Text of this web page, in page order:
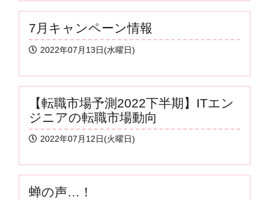
7月キャンペーン情報
2022年07月13日(水曜日)
【転職市場予測2022下半期】ITエン
ジニアの転職市場動向
2022年07月12日(火曜日)
蝉の声…！